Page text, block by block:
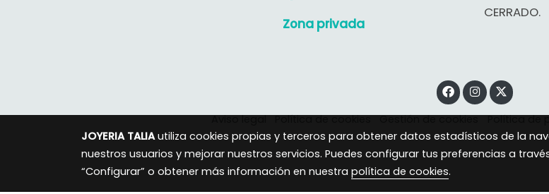
Zona privada
CERRADO.
Aviso legal Política de cookies Gestión de cookies Política de
JOYERIA TALIAutiliza cookies propias y terceros para obtener datos estadísticos de la
nuestros usuarios y mejorar nuestros servicios. Puedes configurar tus preferencias a
“Configurar” o obtener más información en nuestra política de cookies.